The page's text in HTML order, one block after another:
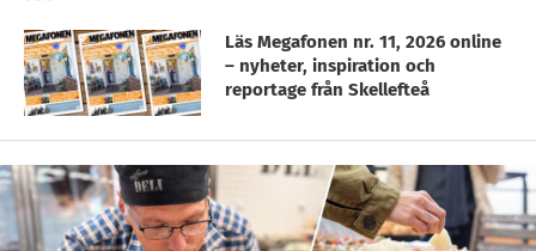
Läs Megafonen nr. 11, 2026 online
– nyheter, inspiration och
reportage från Skellefteå